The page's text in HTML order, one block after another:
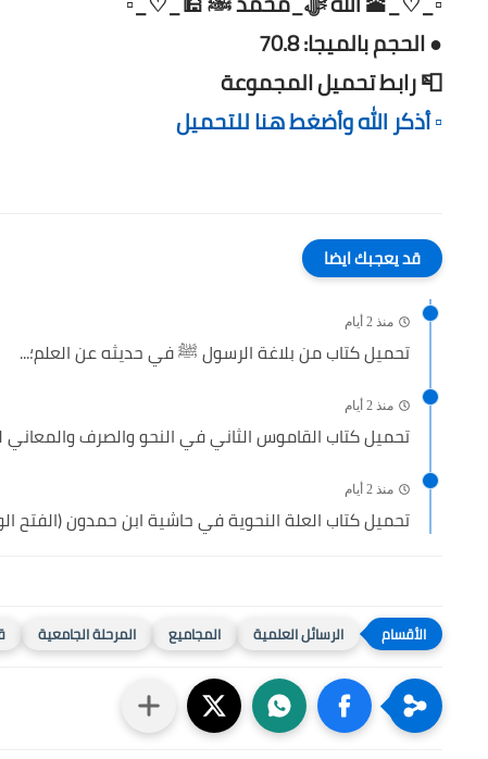
● الحجم بالميجا: 70.8
📮 رابط تحميل المجموعة
▫️ أذكر الله وأضغط هنا للتحميل
قد يعجبك ايضا
منذ 2 أيام
تحميل كتاب من بلاغة الرسول ﷺ في حديثه عن العلم؛...
منذ 2 أيام
تحميل كتاب القاموس الثاني في النحو والصرف والمعاني
منذ 2 أيام
تحميل كتاب العلة النحوية في حاشية ابن حمدون (الفتح
الرسائل العلمية المجاميع المرحلة الجامعية